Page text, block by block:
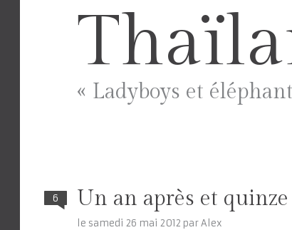
« Ladyboys et
6 Un an après et
le samedi 26 mai 2012 parAlex